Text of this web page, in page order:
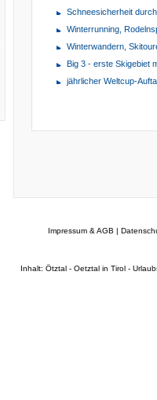
Schneesicherheit
Winterrunning,
Winterwandern,
Big 3 - erste Skigebiet
jährlicher Weltcup-
Impressum & AGB |
Inhalt: Ötztal - Oetztal in Tirol -